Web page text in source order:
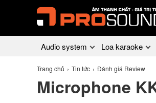
Audio system Loa karaoke
Trang chủ Tin tức Đánh giá Review
Microphone